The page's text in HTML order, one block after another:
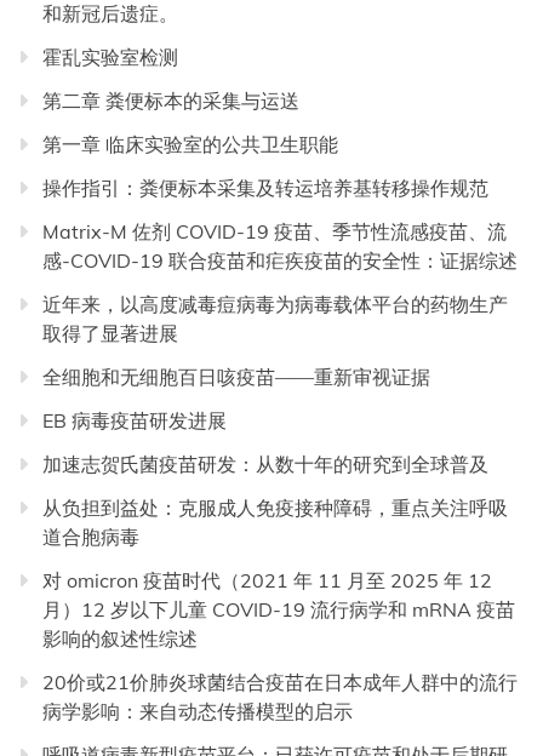
和新冠后遗症。
霍乱实验室检测
第二章 粪便标本的采集与运送
第一章 临床实验室的公共卫生职能
操作指引：粪便标本采集及转运培养基转移操作规范
Matrix-M 佐剂 COVID-19 疫苗、季节性流感疫苗、流
感-COVID-19 联合疫苗和疟疾疫苗的安全性：证据综述
近年来，以高度减毒痘病毒为病毒载体平台的药物生产
取得了显著进展
全细胞和无细胞百日咳疫苗——重新审视证据
EB 病毒疫苗研发进展
加速志贺氏菌疫苗研发：从数十年的研究到全球普及
从负担到益处：克服成人免疫接种障碍，重点关注呼吸
道合胞病毒
对 omicron 疫苗时代（2021 年 11 月至 2025 年 12
月）12 岁以下儿童 COVID-19 流行病学和 mRNA 疫苗
影响的叙述性综述
20价或21价肺炎球菌结合疫苗在日本成年人群中的流行
病学影响：来自动态传播模型的启示